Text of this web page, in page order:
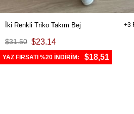
İki Renkli Triko Takım Bej
$23.14
$31.50
3
YAZ FIRSATI %20 İNDİRİM: $18,51